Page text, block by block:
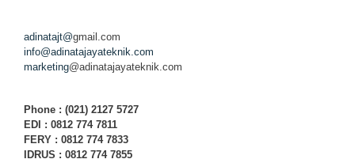
adinatajt@gmail.com
info@adinatajayateknik.com
marketing@adinatajayateknik.com
Phone : (021) 2127 5727
EDI : 0812 774 7811
FERY : 0812 774 7833
IDRUS : 0812 774 7855